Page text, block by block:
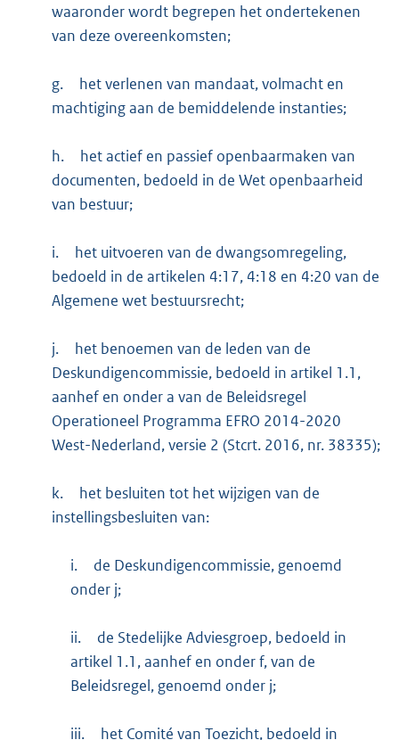
waaronder wordt begrepen het ondertekenen
van deze overeenkomsten;
g.
het verlenen van mandaat, volmacht en
machtiging aan de bemiddelende instanties;
h.
het actief en passief openbaarmaken van
documenten, bedoeld in de Wet openbaarheid
van bestuur;
i.
het uitvoeren van de dwangsomregeling,
bedoeld in de artikelen 4:17, 4:18 en 4:20 van de
Algemene wet bestuursrecht;
j.
het benoemen van de leden van de
Deskundigencommissie, bedoeld in artikel 1.1,
aanhef en onder a van de Beleidsregel
Operationeel Programma EFRO 2014-2020
West-Nederland, versie 2 (Stcrt. 2016, nr. 38335);
k.
het besluiten tot het wijzigen van de
instellingsbesluiten van:
i.
de Deskundigencommissie, genoemd
onder j;
ii.
de Stedelijke Adviesgroep, bedoeld in
artikel 1.1, aanhef en onder f, van de
Beleidsregel, genoemd onder j;
iii. het Comité van Toezicht, bedoeld in